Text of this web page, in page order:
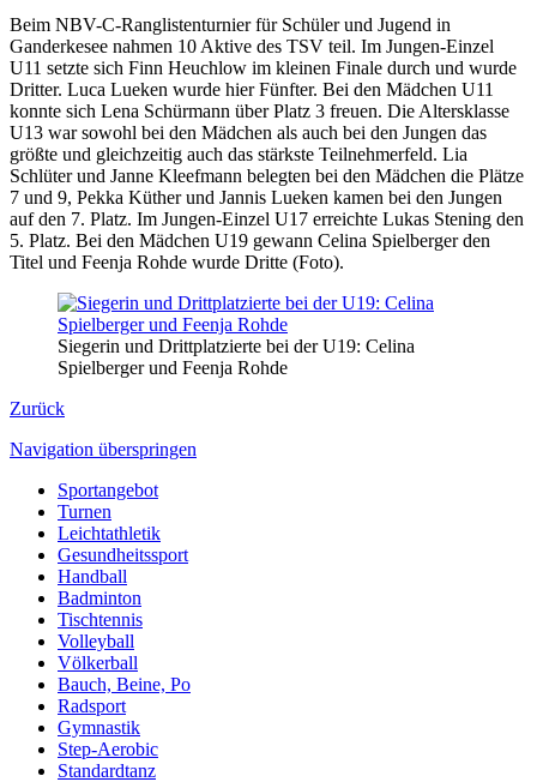
Beim NBV-C-Ranglistenturnier für Schüler und Jugend in
Ganderkesee nahmen 10 Aktive des TSV teil. Im Jungen-Einzel
U11 setzte sich Finn Heuchlow im kleinen Finale durch und wurde
Dritter. Luca Lueken wurde hier Fünfter. Bei den Mädchen U11
konnte sich Lena Schürmann über Platz 3 freuen. Die Altersklasse
U13 war sowohl bei den Mädchen als auch bei den Jungen das
größte und gleichzeitig auch das stärkste Teilnehmerfeld. Lia
Schlüter und Janne Kleefmann belegten bei den Mädchen die Plätze
7 und 9, Pekka Küther und Jannis Lueken kamen bei den Jungen
auf den 7. Platz. Im Jungen-Einzel U17 erreichte Lukas Stening den
5. Platz. Bei den Mädchen U19 gewann Celina Spielberger den
Titel und Feenja Rohde wurde Dritte (Foto).
Siegerin und Drittplatzierte bei der U19: Celina
Spielberger und Feenja Rohde
Zurück
Navigation überspringen
Sportangebot
Turnen
Leichtathletik
Gesundheitssport
Handball
Badminton
Tischtennis
Volleyball
Völkerball
Bauch, Beine, Po
Radsport
Gymnastik
Step-Aerobic
Standardtanz